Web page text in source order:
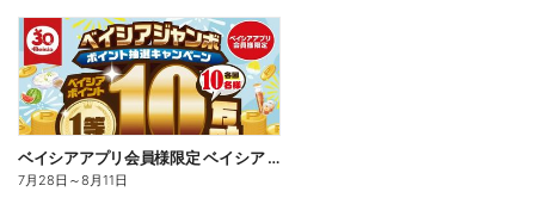
ベイシアアプリ会員様限定 ベイシア ジャンボ ポイント抽選キャンペーン
7月28日 ～8月11日